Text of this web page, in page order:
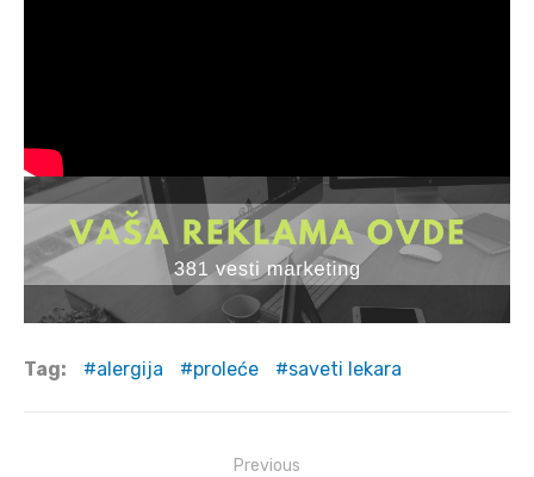
Tag: alergija proleće saveti lekara
Previous